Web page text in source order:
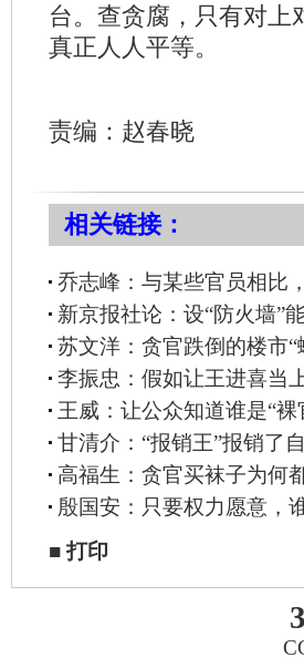
台。查贪腐，只有对上
真正人人平等。
责编：赵春晓
相关链接：
乔志峰：与某些官员相比
新京报社论：设“防火墙”
苏文洋：贪官跌倒的楼市“
李振忠：假如让王进喜当
王威：让公众知道谁是“裸
甘清介：“报销王”报销了
高福生：贪官买袜子为何
殷国安：只要权力愿意，
■打印